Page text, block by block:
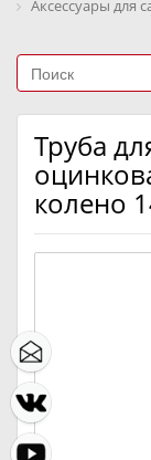
Аксессуары для
Труба
колено